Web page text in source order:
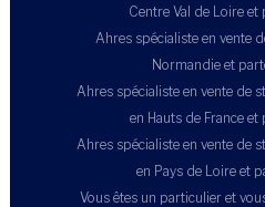
Centre Val de Loire et
Ahres spécialiste en vente
Normandie et
Ahres spécialiste en vente de
en Hauts de France et
Ahres spécialiste en vente de
en Pays de Loire et
Vous êtes un particulier et